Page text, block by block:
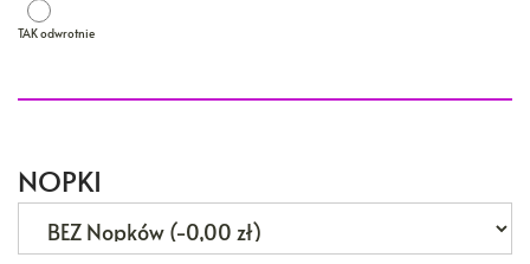
TAK odwrotnie
NOPKI